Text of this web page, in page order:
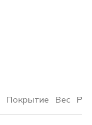
Покрытие Вес